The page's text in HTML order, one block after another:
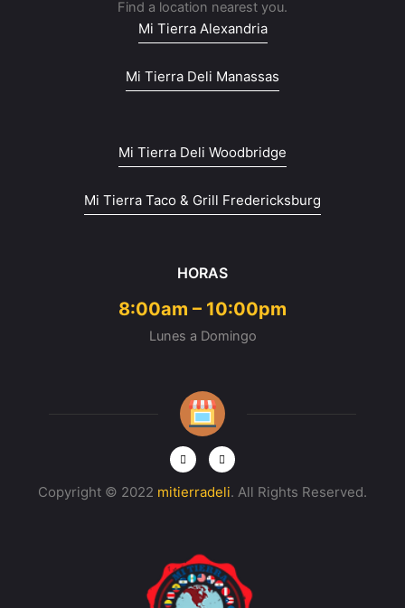
Find a location nearest you.
Mi Tierra Alexandria
Mi Tierra Deli Manassas
Mi Tierra Deli Woodbridge
Mi Tierra Taco & Grill Fredericksburg
HORAS
8:00am – 10:00pm
Lunes a Domingo
a
c
e
o
n
s
t
a
g
Copyright © 2022 mitierradeli. All Rights Reserved.